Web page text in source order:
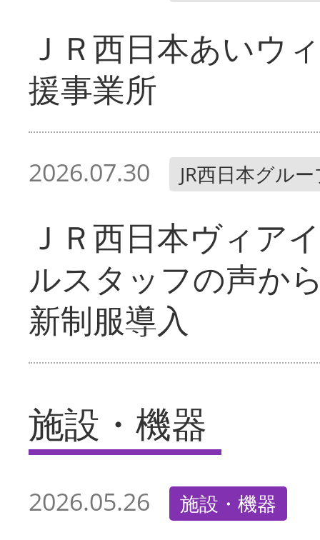
ＪＲ西日本あいウ
援事業所
2026.07.30 JR西日本グル
ＪＲ西日本ヴィア
ルスタッフの声か
新制服導入
施設・機器
2026.05.26 施設・機器